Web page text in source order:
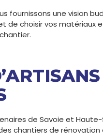
fournissons une vision
de choisir vos matériaux
de Savoie et
chantiers de